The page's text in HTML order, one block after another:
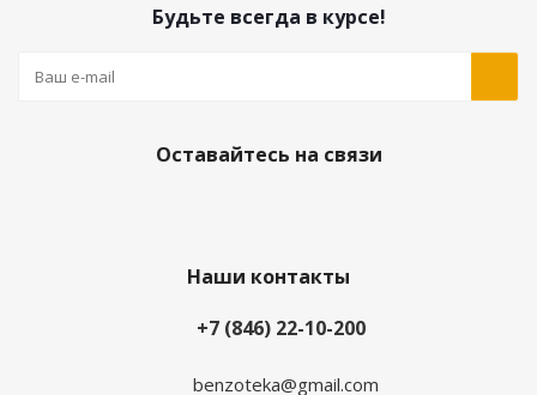
Будьте всегда в курсе!
Оставайтесь на связи
Наши контакты
+7 (846) 22-10-200
benzoteka@gmail.com